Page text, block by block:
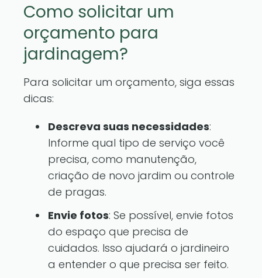
Como solicitar um
orçamento para
jardinagem?
Para solicitar um orçamento, siga essas
dicas:
Descreva suas necessidades:
Informe qual tipo de serviço você
precisa, como manutenção,
criação de novo jardim ou controle
de pragas.
Envie fotos: Se possível, envie fotos
do espaço que precisa de
cuidados. Isso ajudará o jardineiro
a entender o que precisa ser feito.